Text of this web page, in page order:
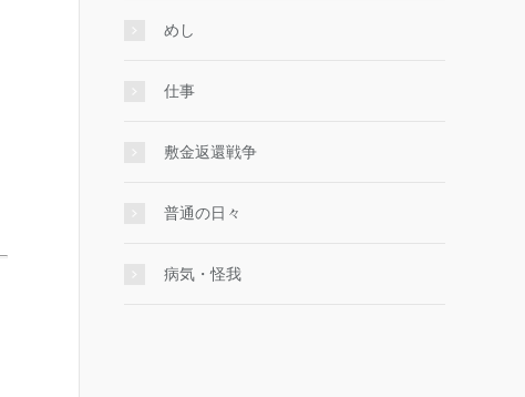
めし
仕事
敷金返還戦争
普通の日々
病気・怪我